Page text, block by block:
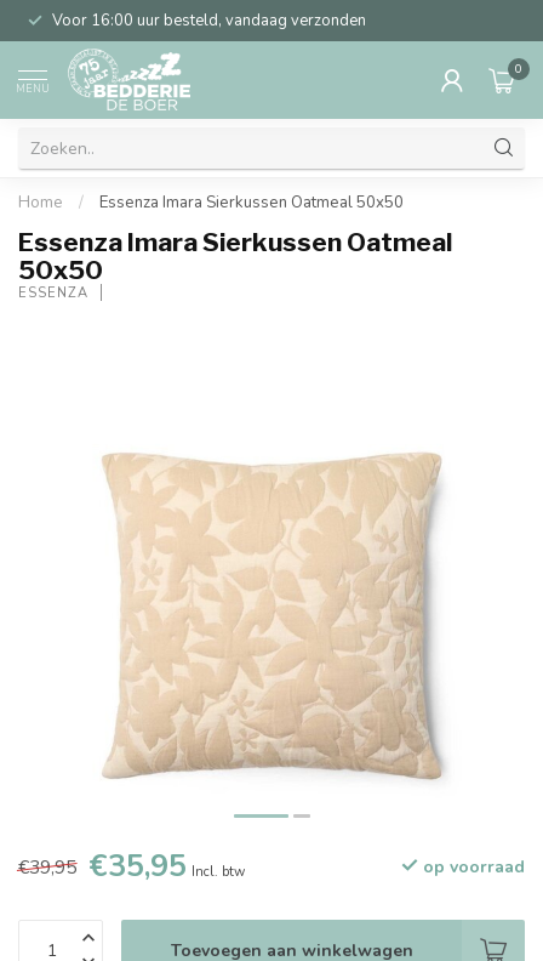
Voor 16:00 uur besteld, vandaag verzonden
MENU
0
Home / Essenza Imara Sierkussen Oatmeal 50x50
Essenza Imara Sierkussen Oatmeal
50x50
ESSENZA
€39,95 €35,95 Incl. btw op voorraad
Toevoegen aan winkelwagen